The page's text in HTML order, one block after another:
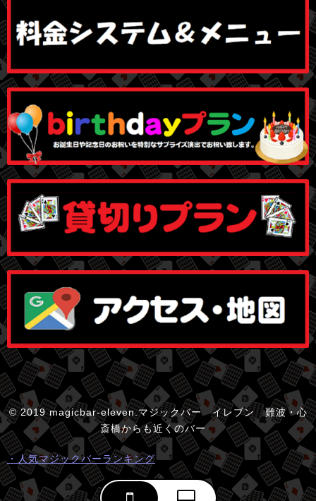
© 2019 magicbar-eleven.マジックバー イレブン 難波・心
斎橋からも近くのバー
・人気マジックバーランキング